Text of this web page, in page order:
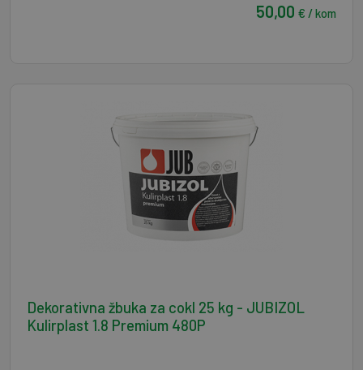
50,00 € / kom
Dekorativna žbuka za cokl 25 kg - JUBIZOL
Kulirplast 1.8 Premium 480P